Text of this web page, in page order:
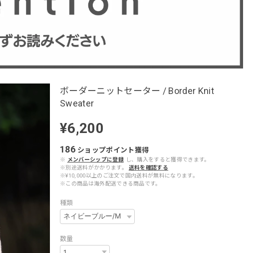
ボーダーニットセーター / Border Knit
Sweater
¥6,200
186 ショップポイント獲得
※ メンバーシップに登録
し、購入をすると獲得できます。
※別途送料がかかります。
送料を確認する
※¥10,000以上のご注文で国内送料が無料になります。
※この商品は海外配送できる商品です。
種類
数量